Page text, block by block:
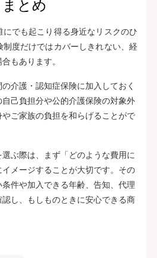
まとめ
でも起こり得る身近なリスクのひ
制度だけではカバーしきれない、経
もあります。
介護・認知症保険に加入しておく
己負担分や公的介護保険の対象外
ご家族の負担を和らげることがで
ぶ際は、まず「どのような費用に
メージすることが大切です。その
件や加入できる年齢、告知、代理
し、もしものときに安心できる商